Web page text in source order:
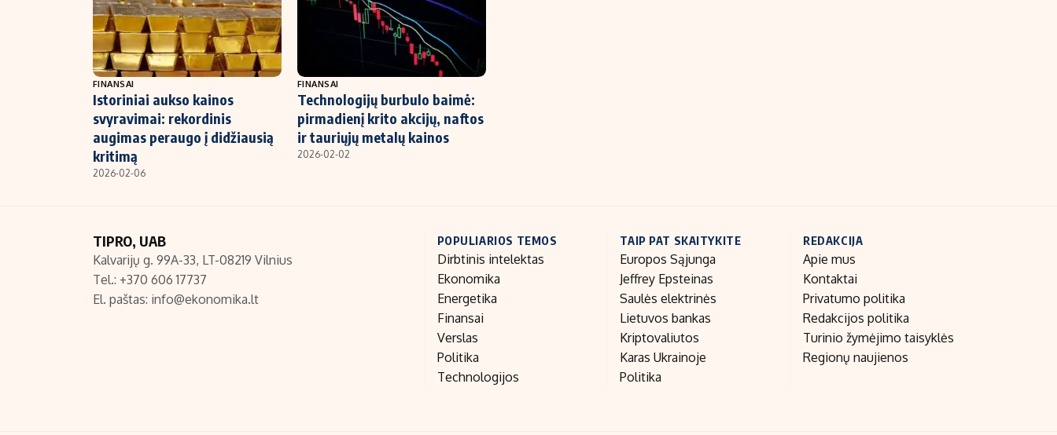
FINANSAI
Istoriniai aukso kainos
svyravimai: rekordinis
augimas peraugo į didžiausią
kritimą
2026-02-06
FINANSAI
Technologijų burbulo baimė:
pirmadienį krito akcijų, naftos
ir tauriųjų metalų kainos
2026-02-02
TIPRO, UAB
Kalvarijų g. 99A-33, LT-08219 Vilnius
Tel.: +370 606 17737
El. paštas: info@ekonomika.lt
POPULIARIOS TEMOS
Dirbtinis intelektas
Ekonomika
Energetika
Finansai
Verslas
Politika
Technologijos
TAIP PAT SKAITYKITE
Europos Sąjunga
Jeffrey Epsteinas
Saulės elektrinės
Lietuvos bankas
Kriptovaliutos
Karas Ukrainoje
Politika
REDAKCIJA
Apie mus
Kontaktai
Privatumo politika
Redakcijos politika
Turinio žymėjimo taisyklės
Regionų naujienos